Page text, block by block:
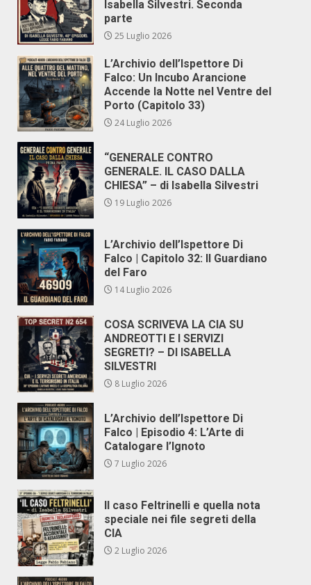
Isabella Silvestri. Seconda
parte
25 Luglio 2026
L’Archivio dell’Ispettore Di
Falco: Un Incubo Arancione
Accende la Notte nel Ventre del
Porto (Capitolo 33)
24 Luglio 2026
“GENERALE CONTRO
GENERALE. IL CASO DALLA
CHIESA” – di Isabella Silvestri
19 Luglio 2026
L’Archivio dell’Ispettore Di
Falco | Capitolo 32: Il Guardiano
del Faro
14 Luglio 2026
COSA SCRIVEVA LA CIA SU
ANDREOTTI E I SERVIZI
SEGRETI? – DI ISABELLA
SILVESTRI
8 Luglio 2026
L’Archivio dell’Ispettore Di
Falco | Episodio 4: L’Arte di
Catalogare l’Ignoto
7 Luglio 2026
Il caso Feltrinelli e quella nota
speciale nei file segreti della
CIA
2 Luglio 2026